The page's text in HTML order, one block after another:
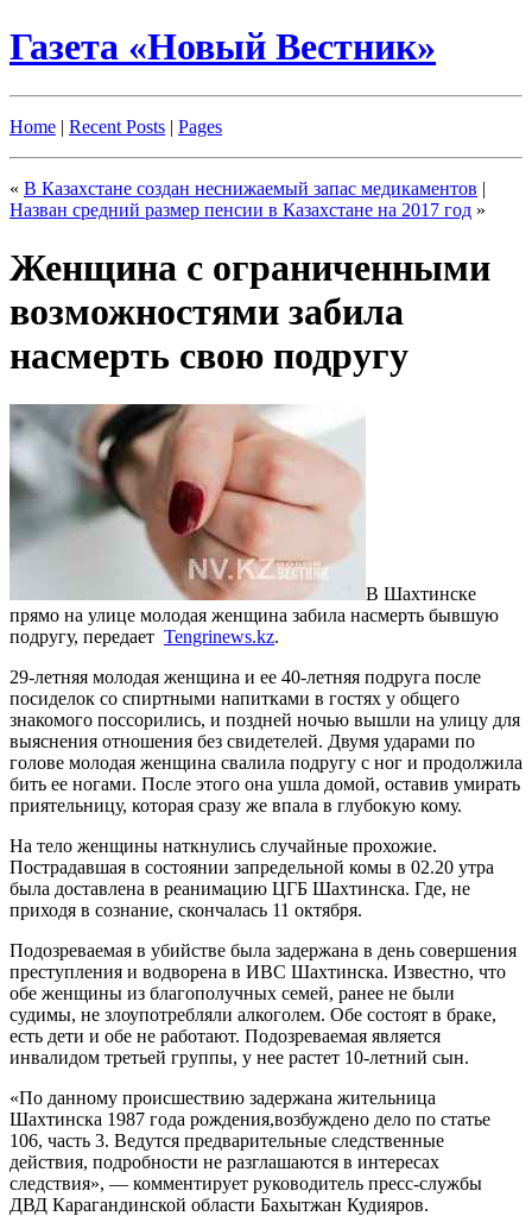
Газета «Новый Вестник»
Home | Recent Posts | Pages
« В Казахстане создан неснижаемый запас медикаментов |
Назван средний размер пенсии в Казахстане на 2017 год »
Женщина с ограниченными
возможностями забила
насмерть свою подругу
В Шахтинске
прямо на улице молодая женщина забила насмерть бывшую
подругу, передает Tengrinews.kz.
29-летняя молодая женщина и ее 40-летняя подруга после
посиделок со спиртными напитками в гостях у общего
знакомого поссорились, и поздней ночью вышли на улицу для
выяснения отношения без свидетелей. Двумя ударами по
голове молодая женщина свалила подругу с ног и продолжила
бить ее ногами. После этого она ушла домой, оставив умирать
приятельницу, которая сразу же впала в глубокую кому.
На тело женщины наткнулись случайные прохожие.
Пострадавшая в состоянии запредельной комы в 02.20 утра
была доставлена в реанимацию ЦГБ Шахтинска. Где, не
приходя в сознание, скончалась 11 октября.
Подозреваемая в убийстве была задержана в день совершения
преступления и водворена в ИВС Шахтинска. Известно, что
обе женщины из благополучных семей, ранее не были
судимы, не злоупотребляли алкоголем. Обе состоят в браке,
есть дети и обе не работают. Подозреваемая является
инвалидом третьей группы, у нее растет 10-летний сын.
«По данному происшествию задержана жительница
Шахтинска 1987 года рождения,возбуждено дело по статье
106, часть 3. Ведутся предварительные следственные
действия, подробности не разглашаются в интересах
следствия», — комментирует руководитель пресс-службы
ДВД Караг­андин­ской области Бахытжан Кудияров.